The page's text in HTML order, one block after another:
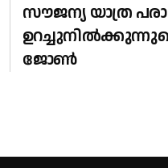
സൗജന്യ യാത്ര
ജോൺ